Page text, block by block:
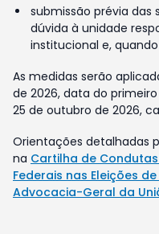
submissão prévia das
dúvida à unidade
institucional e,
As medidas serão
de 2026, data do
25 de outubro de 2026,
Orientações detalhadas
na Cartilha de
Federais nas Eleições
Advocacia-Geral da